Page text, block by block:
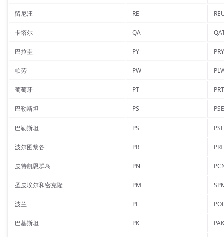
留尼汪 RE
卡塔尔 QA
巴拉圭 PY PRY
帕劳 PW
葡萄牙 PT PRT
巴勒斯坦 PS PSE
巴勒斯坦 PS PSE
波尔图黎各 PR PRI
皮特凯恩群岛 PN
圣皮埃尔和密克隆 PM
波兰 PL
巴基斯坦 PK PAK